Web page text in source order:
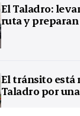
El Taladro:
ruta y
El tránsito está
Taladro por